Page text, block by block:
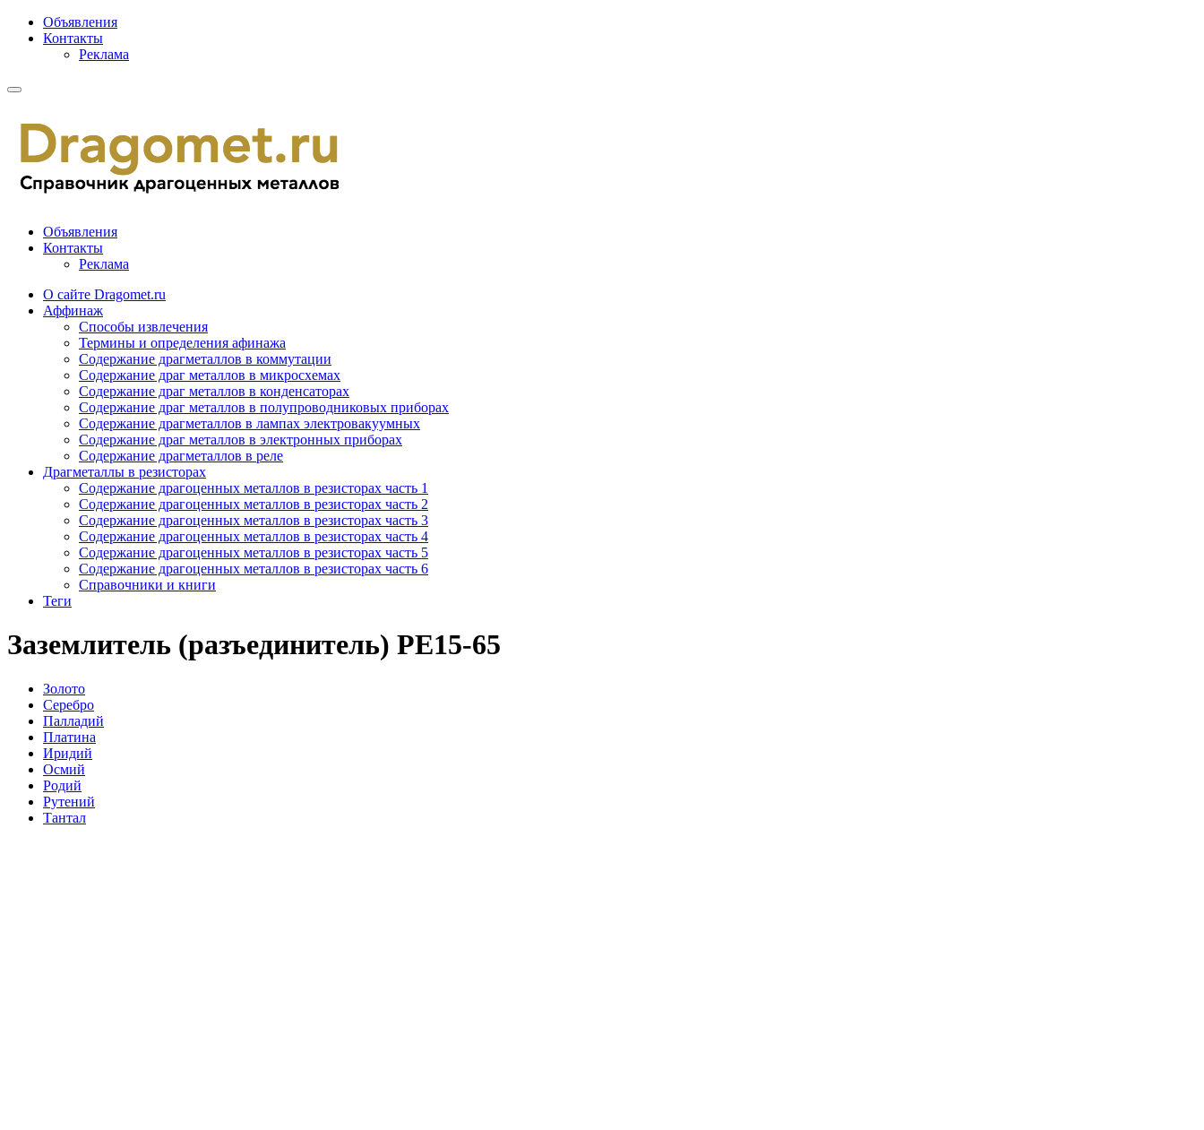
Объявления
Контакты
Реклама
Объявления
Контакты
Реклама
О сайте Dragomet.ru
Аффинаж
Способы извлечения
Термины и определения афинажа
Содержание драгметаллов в коммутации
Содержание драг металлов в микросхемах
Содержание драг металлов в конденсаторах
Содержание драг металлов в полупроводниковых приборах
Содержание драгметаллов в лампах электровакуумных
Содержание драг металлов в электронных приборах
Содержание драгметаллов в реле
Драгметаллы в резисторах
Содержание драгоценных металлов в резисторах часть 1
Содержание драгоценных металлов в резисторах часть 2
Содержание драгоценных металлов в резисторах часть 3
Содержание драгоценных металлов в резисторах часть 4
Содержание драгоценных металлов в резисторах часть 5
Содержание драгоценных металлов в резисторах часть 6
Справочники и книги
Теги
Заземлитель (разъединитель) РЕ15-65
Золото
Серебро
Палладий
Платина
Иридий
Осмий
Родий
Рутений
Тантал